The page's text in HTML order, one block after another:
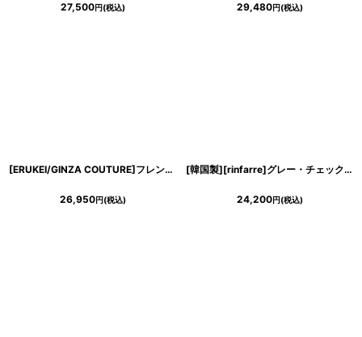
27,500円(税込) 29,480円(税込)
[ERUKEI/GINZA COUTURE]フレンチスリーブ・カットアウト・花柄 ジャガード・フィッシュテール・Aライン・ミディアムドレス・ワンピース[送料無料]
26,950円(税込)
[韓国製][rinfarre]グレー・チェック・フリル・七分袖・Aライン・ミディアムドレス・ワンピース[黒木麗奈着用][送料無料]
24,200円(税込)